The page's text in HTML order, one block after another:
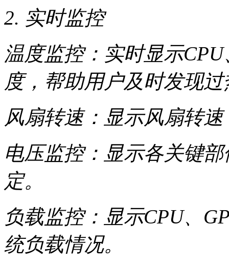
2. 实时监控
温度监控：实时显示
度，帮助用户及时发现
风扇转速：显示风扇转
电压监控：显示各关键
定。
负载监控：显示CPU、
统负载情况。